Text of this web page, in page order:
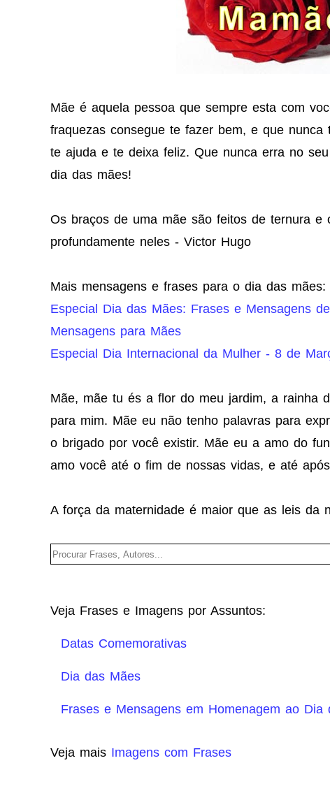
Mãe é aquela pessoa que sempre esta com
fraquezas consegue te fazer bem, e que nunca
te ajuda e te deixa feliz. Que nunca erra no
dia das mães!
Os braços de uma mãe são feitos de ternura e
profundamente neles - Victor Hugo
Mais mensagens e frases para o dia das mães:
Especial Dia das Mães: Frases e Mensagens
Mensagens para Mães
Especial Dia Internacional da Mulher - 8 de
Mãe, mãe tu és a flor do meu jardim, a rainha
para mim. Mãe eu não tenho palavras para
o brigado por você existir. Mãe eu a amo do
amo você até o fim de nossas vidas, e até
A força da maternidade é maior que as leis da
Veja Frases e Imagens por Assuntos:
Datas Comemorativas
Dia das Mães
Frases e Mensagens em Homenagem ao Dia
Veja mais Imagens com Frases